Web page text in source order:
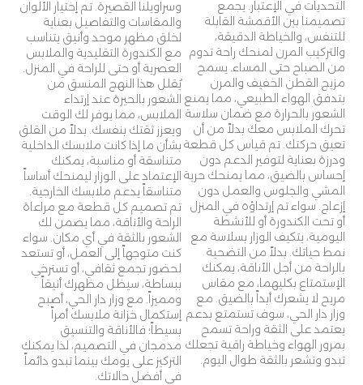
التحديات في الإعتبار. يجمع
تصميمنا بين الأقمشة القابلة
للتنفس، والخياطة الدقيقة،
والتركيب المرن لمنحك راحة تدوم
من الصباح حتى المساء. يسمح
مزيج القطن الخفيف والمرن
بتدفق الهواء الطبيعي، مما يمنع
الشعور بالحرارة مع ضمان سلاسة
تحرك الملابس معك بدلاً من أن
تعيق حركتك. تم قياس كل قطعة
ودرزة بعناية لتوفير الدعم دون
إحساس بالضيق، مما يمنحك حرية
المشي والجلوس والعمل دون
إزعاج. سواء تم إرتداؤه في المنزل
أو تحت الكندورة أو للأنشطة
اليومية، يتكيف الوزار بسلاسة مع
نمط حياتك. بدلاً من التضحية
بالراحة من أجل الأناقة، يمكنك
الإستمتاع بكليهما، مع مقاس
مريح لا يشعرك أبداً بالضيق. مع
وزار دار الحي، سوف تستمتع بدعم
يعتمد على الثقة وراحة تسمح
بمرور الهواء وخياطة راقية تجعلك
تبدو وتشعر بالثقة طوال اليوم.
وسراويلنا القصيرة. تم إختيار الألوان
والمقاسات والتفاصيل بعناية
لخلق مظهر موحد وأنيق يتناسب
مع الكندورة التقليدية والملابس
العصرية أو حتى للراحة في المنزل.
يُقلل هذا النهج المنسق من
الشعور بالحيرة عند إرتداء
الملابس، مما يوفر لك الوقت
ويعزز ثقتك بنفسك. بدلاً من القلق
بشأن ما إذا كانت ملابسك الداخلية
متناسقة أو مناسبة، يمكنك
الإعتماد على الوزار ليمنحك أساساً
متناسقاً يدعم ملابسك الخارجية.
تم تصميم كل قطعة مع مراعاة
الراحة والأناقة، مما يضمن لك
الشعور بالثقة في أي مكان. سواء
كنت متوجهاً إلى العمل، أو تستعد
لحضور تجمع ثقافي، أو تسترخي
ببساطة، سيظل مظهرك أنيقاً
ومميزاً. مع وزار دار الحي، أصبح
إستكمال خزانة ملابسك أمراً
بسيطاً؛ فالأناقة والتنسيق
مدمجان في التصميم، لذا يمكنك
التركيز على يومك بينما تبدو دائماً
في أفضل حالاتك.